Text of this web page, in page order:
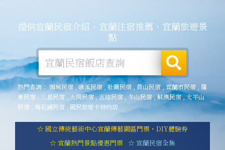
提供宜蘭民宿介紹、宜蘭住宿推薦、宜蘭旅遊景
點
熱門查詢：頭城民宿,礁溪民宿,壯圍民宿 員山民宿 宜蘭市民宿
羅
東民宿
三星民宿 大同民宿,五結民宿,冬山民宿,蘇澳民宿, 太平山
民宿
梅花湖民宿 國民旅遊卡特約店
☆ 國立傳統藝術中心宜蘭傳藝園區門票・DIY體驗券
☆ 宜蘭熱門景點優惠門票
☆ 宜蘭民宿全集